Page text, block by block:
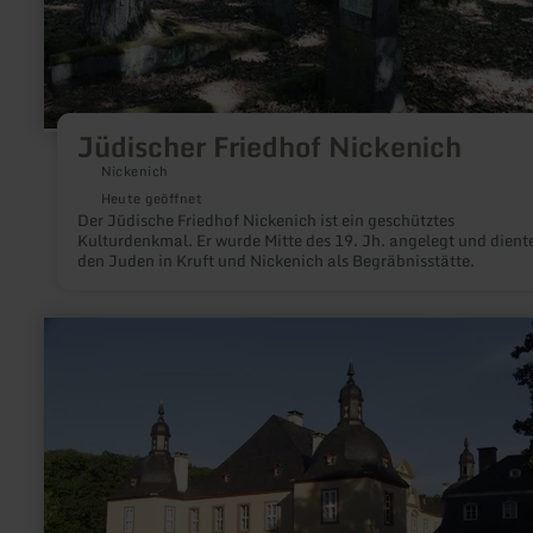
Jüdischer Friedhof Nickenich
Nickenich
Heute geöffnet
Der Jüdische Friedhof Nickenich ist ein geschütztes
Kulturdenkmal. Er wurde Mitte des 19. Jh. angelegt und
den Juden in Kruft und Nickenich als Begräbnisstätte.